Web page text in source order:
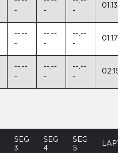
-
-
-
--.--
-
--.--
-
--.--
-
--.--
-
--.--
-
--.--
-
SEG
3
SEG
4
SEG
5